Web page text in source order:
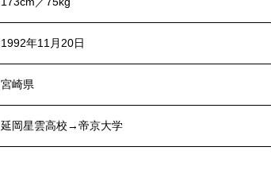
1992年11月20日
宮崎県
延岡星雲高校→帝京大学